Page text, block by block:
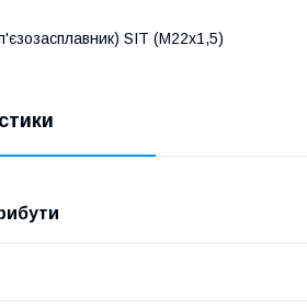
SIT (М22х1,5)